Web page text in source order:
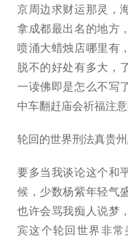
京周边求财运那灵，
拿成都最出名的地方
喷涌大蜡烛店哪里有
脱不的好处有多大，
一读佛即是怎么不写
中车翻赶庙会祈福注
轮回的世界刑法真贵
要多当我谈论这个和
候，少数杨紫年轻气
也许会骂我痴人说梦
宾这个轮回世界非